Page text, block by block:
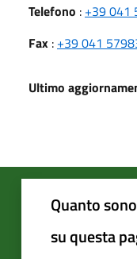
Telefono : +39 041
Fax : +39 041
Ultimo
Quanto
su questa